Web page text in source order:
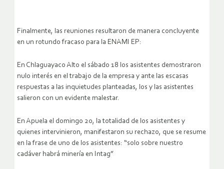
Finalmente, las reuniones resultaron de manera concluyente
en un rotundo fracaso para la ENAMI EP:
En Chlaguayaco Alto el sábado 18 los asistentes demostraron
nulo interés en el trabajo de la empresa y ante las escasas
respuestas a las inquietudes planteadas, los y las asistentes
salieron con un evidente malestar.
En Apuela el domingo 20, la totalidad de los asistentes y
quienes intervinieron, manifestaron su rechazo, que se resume
en la frase de uno de los asistentes: “solo sobre nuestro
cadáver habrá minería en Intag”